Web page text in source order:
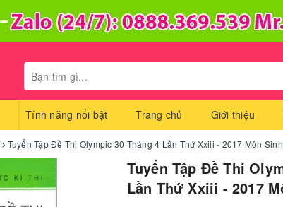
Tính năng nổi bật Trang chủ Giới thiệu
Tuyển Tập Đề Thi Olympic 30 Tháng 4 Lần Thứ Xxiii - 2017 Môn
Tuyển Tập Đề Thi
Lần Thứ Xxiii - 2017